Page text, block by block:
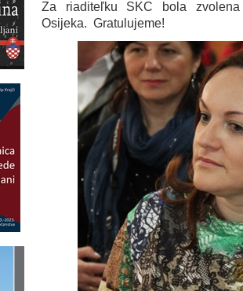
Za riaditeľku SKC bola
Osijeka. Gratulujeme!